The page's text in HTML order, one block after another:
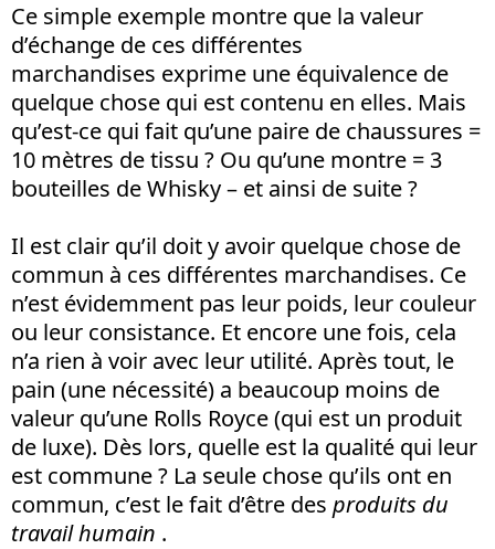
Ce simple exemple montre que la valeur
d’échange de ces différentes
marchandises exprime une équivalence de
quelque chose qui est contenu en elles. Mais
qu’est-ce qui fait qu’une paire de chaussures =
10 mètres de tissu ? Ou qu’une montre = 3
bouteilles de Whisky – et ainsi de suite ?
Il est clair qu’il doit y avoir quelque chose de
commun à ces différentes marchandises. Ce
n’est évidemment pas leur poids, leur couleur
ou leur consistance. Et encore une fois, cela
n’a rien à voir avec leur utilité. Après tout, le
pain (une nécessité) a beaucoup moins de
valeur qu’une Rolls Royce (qui est un produit
de luxe). Dès lors, quelle est la qualité qui leur
est commune ? La seule chose qu’ils ont en
commun, c’est le fait d’être des produits du
travail humain .